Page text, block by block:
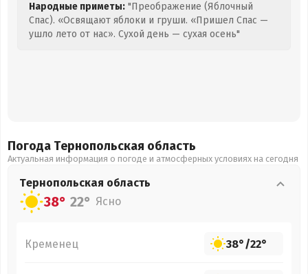
Народные приметы: "Преображение (Яблочный
Спас). «Освящают яблоки и груши. «Пришел Спас —
ушло лето от нас». Сухой день — сухая осень"
Погода Тернопольская область
Актуальная информация о погоде и атмосферных условиях на сегодня
Тернопольская область
38° 22° Ясно
Кременец 38°/22°